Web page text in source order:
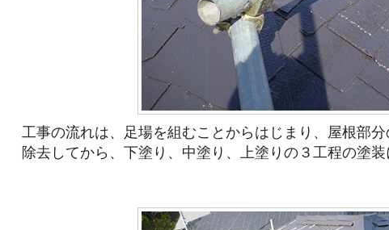
工事の流れは、足場を組むことからはじまり、屋根部
除去してから、下塗り、中塗り、上塗りの３工程の塗装